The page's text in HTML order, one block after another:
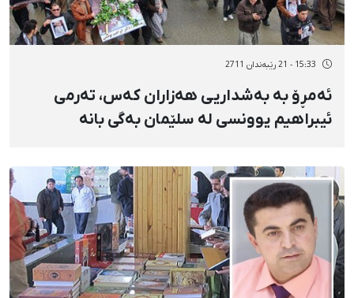
15:33 - 21 رێبەندان 2711
ئەمڕۆ بە بەشداریی هەزاران كەس، تەرمی
ئیبراهیم یوونسی لە سلێمان بەگی بانە